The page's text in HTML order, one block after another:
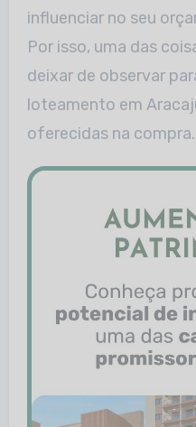
influenciar no seu
Por isso, uma das
deixar de observar
loteamento em
oferecidas na compra.